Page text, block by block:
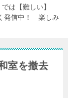
は【難しい】
発信中！ 楽しみ
室を撤去